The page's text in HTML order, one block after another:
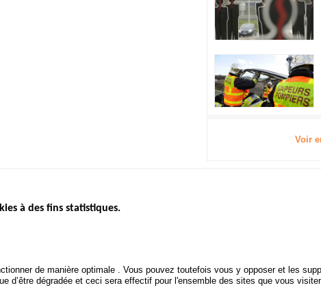
Voir
Bilan annuel des infractions
POLITIQUE DE SÉCURITÉ
ROUTIÈRE
à des fins statistiques.
de manière optimale . Vous pouvez toutefois vous y opposer et les
d’être dégradée et ceci sera effectif pour l'ensemble des sites que vous